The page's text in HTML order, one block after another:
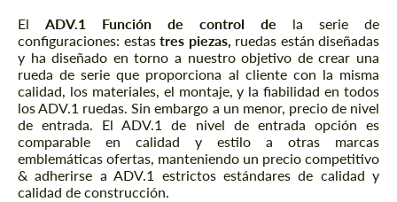
Descripción
El ADV.1 Función de control de la serie de
configuraciones: estas tres piezas, ruedas están diseñadas
y ha diseñado en torno a nuestro objetivo de crear una
rueda de serie que proporciona al cliente con la misma
calidad, los materiales, el montaje, y la fiabilidad en todos
los ADV.1 ruedas. Sin embargo a un menor, precio de nivel
de entrada. El ADV.1 de nivel de entrada opción es
comparable en calidad y estilo a otras marcas
emblemáticas ofertas, manteniendo un precio competitivo
& adherirse a ADV.1 estrictos estándares de calidad y
calidad de construcción.